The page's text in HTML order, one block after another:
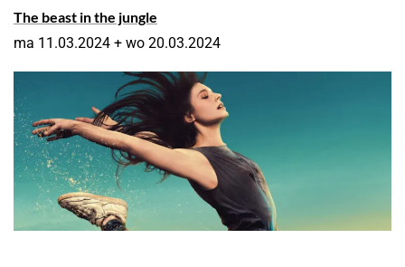
The beast in the jungle
ma 11.03.2024 + wo 20.03.2024